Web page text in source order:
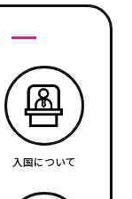
入国について